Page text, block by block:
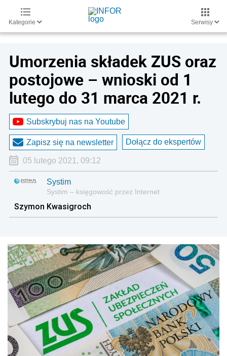
Kategorie Serwisy
Umorzenia składek ZUS oraz
postojowe – wnioski od 1
lutego do 31 marca 2021 r.
Subskrybuj nas na Youtube
Zapisz się na newsletter Dołącz do ekspertów
05 lutego 2021, 09:12
Systim
Systim – księgowość przez Internet
Szymon Kwasigroch